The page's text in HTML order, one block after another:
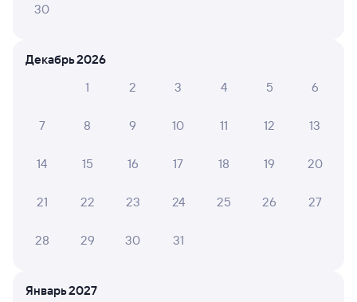
Отели в Новосибирске
8,7
Marins Новосибирск
3 ⁠613 ⁠₽
Гостиниц NET на
30
Декабрь 2026
1
2 3 4 5 6
7 8 9 10 11 12 13
14 15 16 17 18 19 20
21 22 23 24 25 26 27
28 29 30 31
Январь 2027